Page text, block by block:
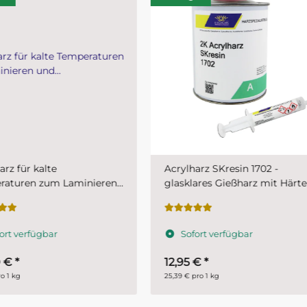
SKresin 1702 -
Gießharz mit Härter
verfügbar
€*
pro 1 kg
Acryl Laminierharz SKresin
mit BP Härterpulver 1 kg
Sofort verfügbar
14,95 €
14,95 € pro 1 Stueck